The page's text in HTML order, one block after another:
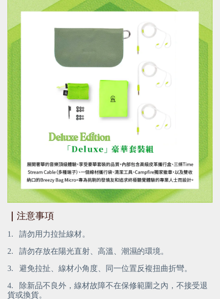
注意事項
1. 請勿用力拉扯線材。
2. 請勿存放在陽光直射、高溫、潮濕的環境。
3. 避免拉扯、線材小角度、同一位置反複扭曲折彎。
4.
除新品不良外，線材故障不在保修範圍之內，不接受退
貨或換貨。